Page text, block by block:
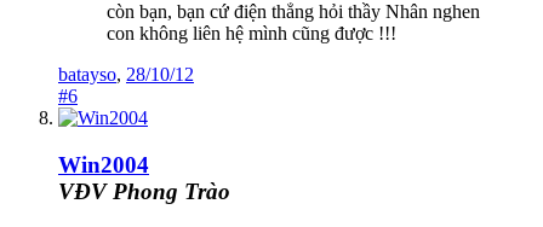
còn bạn, bạn cứ điện thẳng hỏi thầy Nhân nghen
con không liên hệ mình cũng được !!!
batayso, 28/10/12
#6
Win2004
VĐV Phong Trào